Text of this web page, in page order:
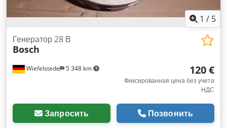
1 / 5
Wiefelstede 5 348 km
Генератор 28 В
Bosch
120 €
Фиксированная цена без учета
НДС
Запросить Позвонить